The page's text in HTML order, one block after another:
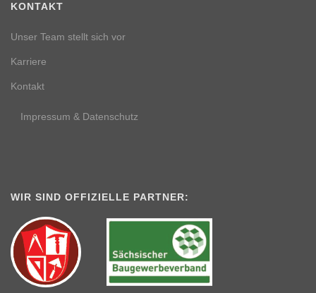
KONTAKT
Unser Team stellt sich vor
Karriere
Kontakt
Impressum & Datenschutz
WIR SIND OFFIZIELLE PARTNER: